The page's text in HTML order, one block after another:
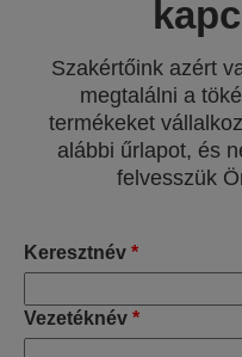
Szakértőink azért
megtalálni a
termékeket
alábbi űrlapot, és
felvesszük
Keresztnév *
Vezetéknév *